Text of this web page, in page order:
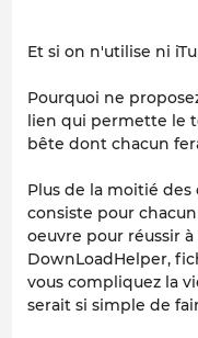
Et si on n'utilise ni
Pourquoi ne
lien qui permette le
bête dont chacun
Plus de la moitié
consiste pour
oeuvre pour réussir
DownLoadHelper,
vous compliquez la
serait si simple de